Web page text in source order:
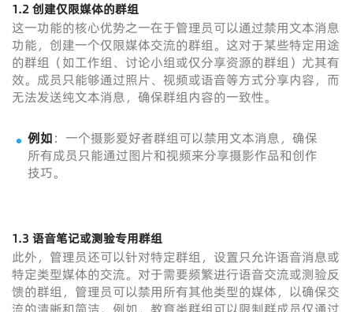
1.2 创建仅限媒体的群组
这一功能的核心优势之一在于管理员可以通过禁用文本消息
功能，创建一个仅限媒体交流的群组。这对于某些特定用途
的群组（如工作组、讨论小组或仅分享资源的群组）尤其有
效。成员只能够通过照片、视频或语音等方式分享内容，而
无法发送纯文本消息，确保群组内容的一致性。
例如：一个摄影爱好者群组可以禁用文本消息，确保
所有成员只能通过图片和视频来分享摄影作品和创作
技巧。
1.3 语音笔记或测验专用群组
此外，管理员还可以针对特定群组，设置只允许语音消息或
特定类型媒体的交流。对于需要频繁进行语音交流或测验反
馈的群组，管理员可以禁用所有其他类型的媒体，以确保交